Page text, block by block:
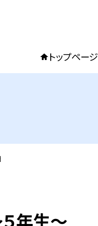
トップページ
年生～